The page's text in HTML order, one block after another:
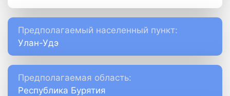
Предполагаемый населенный пункт:
Улан-Удэ
Предполагаемая область:
Республика Бурятия